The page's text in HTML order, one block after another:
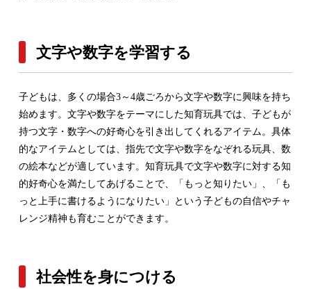
文字や数字を学習する
子どもは、多くの場合3～4歳ごろから文字や数字に興味を持ち
始めます。文字や数字をテーマにした知育玩具では、子どもが
持つ文字・数字への好奇心を引き出してくれるアイテム。具体
的なアイテムとしては、指先で文字や数字をなぞれる玩具、数
の絵本などが適しています。知育玩具で文字や数字に対する知
的好奇心を満たしてあげることで、「もっと知りたい」、「も
っと上手に書けるようになりたい」という子どもの自信やチャ
レンジ精神も育むことができます。
社会性を身につける